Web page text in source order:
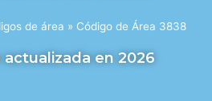
de área » Código de Área 3838
en 2026